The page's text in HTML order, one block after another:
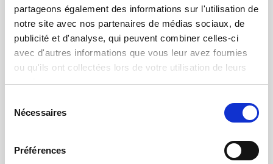
partageons également des informations sur l'utilisation de
notre site avec nos partenaires de médias sociaux, de
publicité et d'analyse, qui peuvent combiner celles-ci
avec d'autres informations que vous leur avez fournies
ou qu'ils ont collectées lors de votre utilisation de leurs
services.
Nécessaires
Préférences
05.01.2023 | par Laurent Brulport
Banc de test pour CGR PMPC -
contrôle de DClink capacitor control